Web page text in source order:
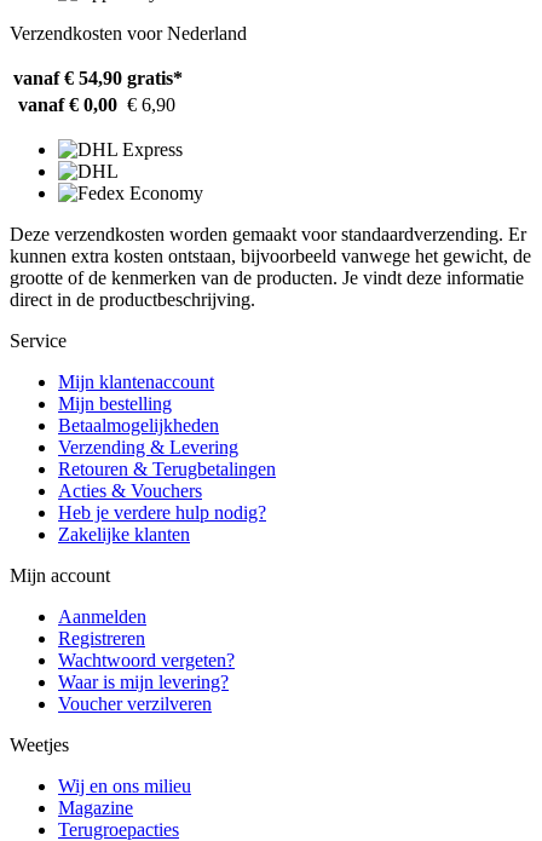
Verzendkosten voor Nederland
vanaf € 54,90 gratis*
vanaf € 0,00 € 6,90
Deze verzendkosten worden gemaakt voor standaardverzending. Er
kunnen extra kosten ontstaan, bijvoorbeeld vanwege het gewicht, de
grootte of de kenmerken van de producten. Je vindt deze informatie
direct in de productbeschrijving.
Service
Mijn klantenaccount
Mijn bestelling
Betaalmogelijkheden
Verzending & Levering
Retouren & Terugbetalingen
Acties & Vouchers
Heb je verdere hulp nodig?
Zakelijke klanten
Mijn account
Aanmelden
Registreren
Wachtwoord vergeten?
Waar is mijn levering?
Voucher verzilveren
Weetjes
Wij en ons milieu
Magazine
Terugroepacties